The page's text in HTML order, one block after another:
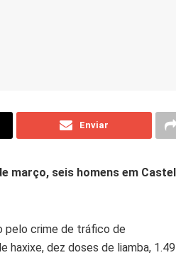
Enviar
março, seis homens em
pelo crime de tráfico de
haxixe, dez doses de liamba,